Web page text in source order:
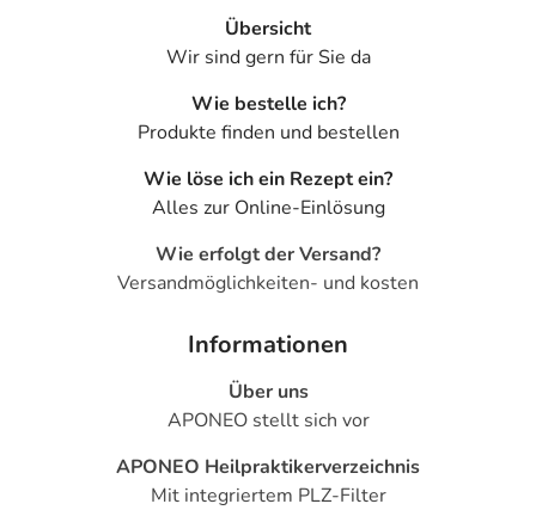
Übersicht
Wir sind gern für Sie da
Wie bestelle ich?
Produkte finden und bestellen
Wie löse ich ein Rezept ein?
Alles zur Online-Einlösung
Wie erfolgt der Versand?
Versandmöglichkeiten- und kosten
Informationen
Über uns
APONEO stellt sich vor
APONEO Heilpraktikerverzeichnis
Mit integriertem PLZ-Filter